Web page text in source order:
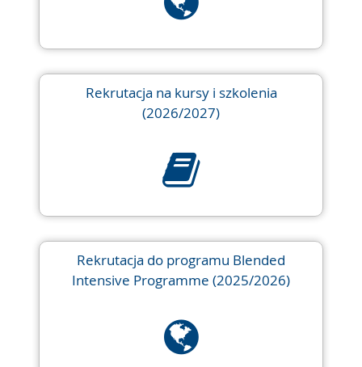
Rekrutacja na kursy i szkolenia
(2026/2027)
Rekrutacja do programu Blended
Intensive Programme (2025/2026)